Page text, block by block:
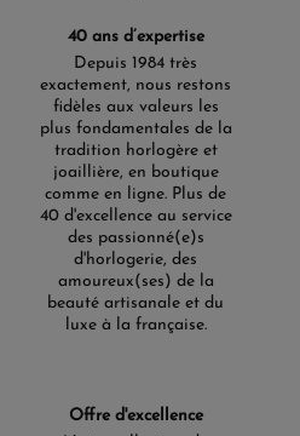
40 ans d’expertise
Depuis 1984 très
exactement, nous restons
fidèles aux valeurs les
plus fondamentales de la
tradition horlogère et
joaillière, en boutique
comme en ligne. Plus de
40 d'excellence au service
des passionné(e)s
d'horlogerie, des
amoureux(ses) de la
beauté artisanale et du
luxe à la française.
Offre d'excellence